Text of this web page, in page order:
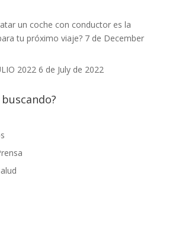
un coche con conductor es la
tu próximo viaje? 7 de December
2022 6 de July de 2022